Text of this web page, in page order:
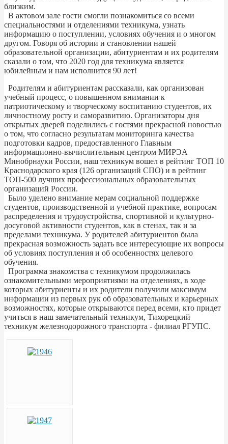
близким.
В актовом зале гости смогли познакомиться со всеми
специальностями и отделениями техникума, узнать
информацию о поступлении, условиях обучения и о многом
другом. Говоря об истории и становлении нашей
образовательной организации, абитуриентам и их родителям
сказали о том, что 2020 год для техникума является
юбилейным и нам исполнится 90 лет!
Родителям и абитуриентам рассказали, как организован
учебный процесс, о повышенном внимании к
патриотическому и творческому воспитанию студентов, их
личностному росту и саморазвитию. Организаторы дня
открытых дверей поделились с гостями прекрасной новостью
о том, что согласно результатам мониторинга качества
подготовки кадров, предоставленного Главным
информационно-вычислительным центром МИРЭА
Минобрнауки России, наш техникум вошел в рейтинг ТОП 10
Краснодарского края (126 организаций СПО) и в рейтинг
ТОП-500 лучших профессиональных образовательных
организаций России.
Было уделено внимание мерам социальной поддержке
студентов, производственной и учебной практике, вопросам
распределения и трудоустройства, спортивной и культурно-
досуговой активности студентов, как в стенах, так и за
пределами техникума. У родителей абитуриентов была
прекрасная возможность задать все интересующие их вопросы
об условиях поступления и об особенностях целевого
обучения.
Программа знакомства с техникумом продолжилась
ознакомительными мероприятиями на отделениях, в ходе
которых абитуриенты и их родители получили максимум
информации из первых рук об образовательных и карьерных
возможностях, которые открываются перед всеми, кто придет
учиться в наш замечательный техникум, Тихорецкий
техникум железнодорожного транспорта - филиал РГУПС.